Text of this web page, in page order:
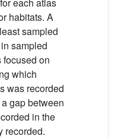
each atlas
habitats. A
sampled
sampled
on
which
was recorded
gap between
in the
recorded.